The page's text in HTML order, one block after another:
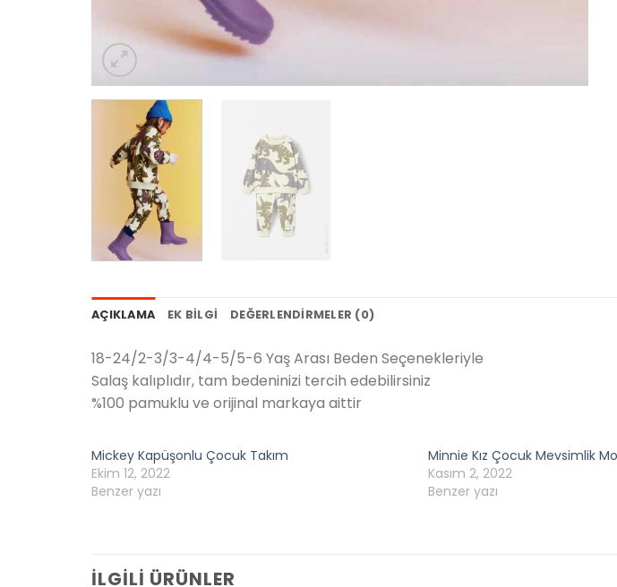
AÇIKLAMA EK BILGI DEĞERLENDIRMELER (0)
18-24/2-3/3-4/4-5/5-6 Yaş Arası Beden Seçenekleriyle
Salaş kalıplıdır, tam bedeninizi tercih edebilirsiniz
%100 pamuklu ve orijinal markaya aittir
Mickey Kapüşonlu Çocuk Takım
Ekim 12, 2022
Benzer yazı
Minnie Kız Çocuk Mevsimlik
Kasım 2, 2022
Benzer yazı
İLGILI ÜRÜNLER